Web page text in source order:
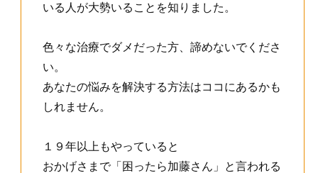
いる人が大勢いることを知りました。
色々な治療でダメだった方、諦めないでくださ
い。
あなたの悩みを解決する方法はココにあるかも
しれません。
１９年以上もやっていると
おかげさまで「困ったら加藤さん」と言われる